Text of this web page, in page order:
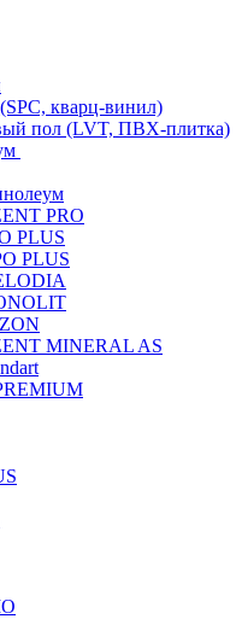
кварц-винил)
пол (LVT, ПВХ-плитка)
PRO
PLUS
PLUS
MINERAL AS